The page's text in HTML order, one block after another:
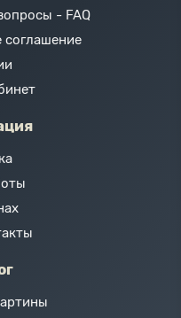
- FAQ
соглашение